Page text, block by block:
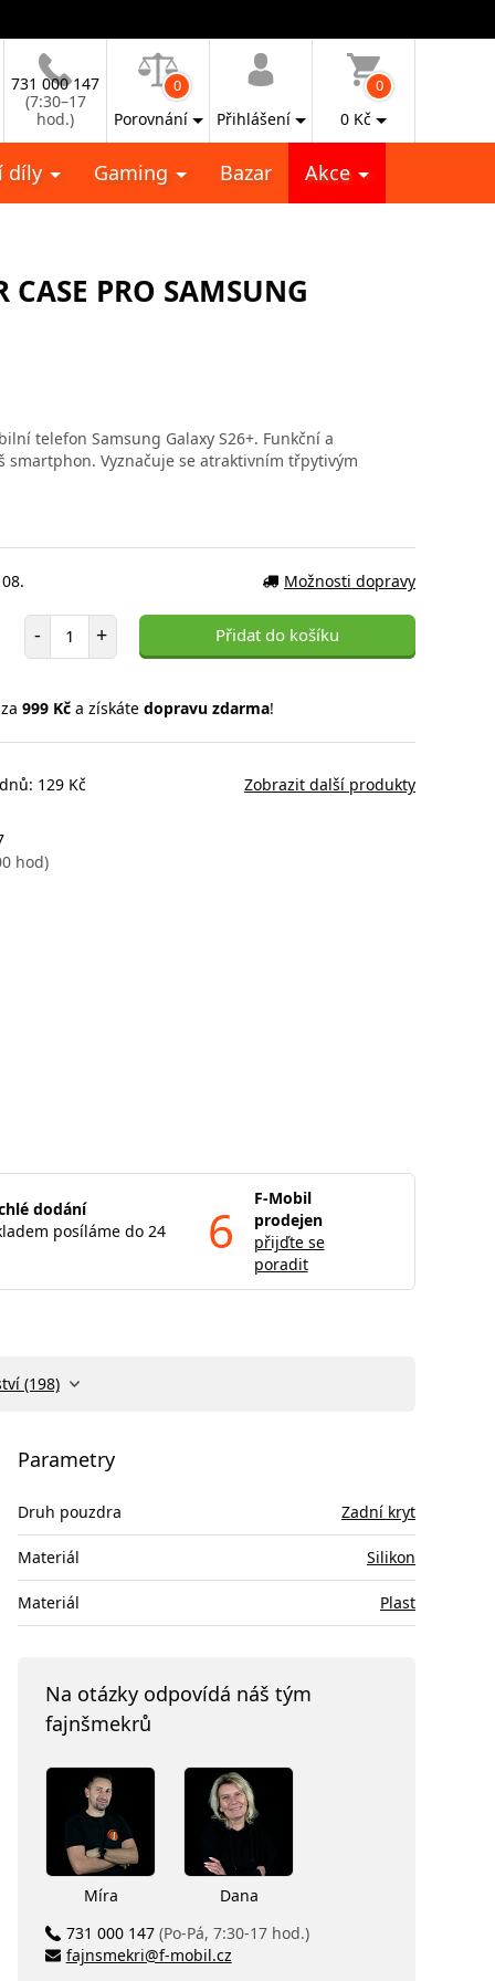
731 000 147
(7:30–17
hod.)
0
Porovnání Přihlášení
0
0 Kč
díly Gaming Bazar Akce
CASE PRO SAMSUNG
telefon Samsung Galaxy S26+. Funkční a
smartphon. Vyznačuje se atraktivním třpytivým
Možnosti dopravy
- Počet položek
+ Přidat do košíku
999 Kča získáte dopravu zdarma!
129 Kč
hod)
Zobrazit další produkty
dodání
posíláme do 24
6
F-Mobil
prodejen
přijďte se
poradit
(198)
Parametry
Druh pouzdra Zadní kryt
Materiál Silikon
Materiál Plast
Na otázky odpovídá náš tým
fajnšmekrů
Míra
Dana
731 000 147 (Po-Pá, 7:30-17 hod.)
fajnsmekri@f-mobil.cz